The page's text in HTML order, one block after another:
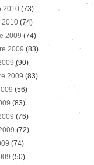
2010 (73)
2010 (74)
2009 (74)
2009 (83)
(90)
2009 (83)
(56)
(83)
(76)
(72)
(74)
(50)